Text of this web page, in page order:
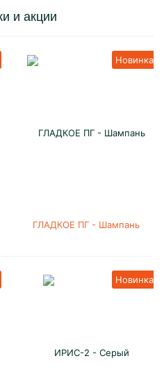
и акции
ГЛАДКОЕ ПГ - Шампань